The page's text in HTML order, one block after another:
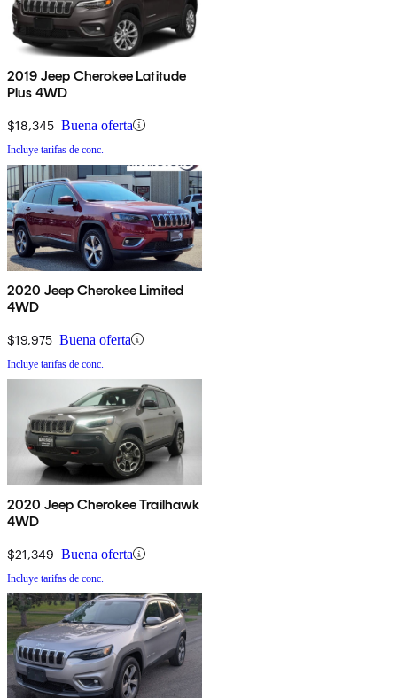
2019 Jeep Cherokee Latitude
Plus 4WD
$18,345 Buena oferta
Incluye tarifas de conc.
2020 Jeep Cherokee Limited
4WD
$19,975 Buena oferta
Incluye tarifas de conc.
2020 Jeep Cherokee Trailhawk
4WD
$21,349 Buena oferta
Incluye tarifas de conc.